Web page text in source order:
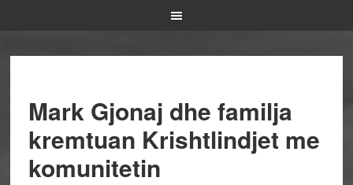
Mark Gjonaj dhe familja
kremtuan Krishtlindjet me
komunitetin